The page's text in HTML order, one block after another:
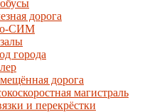
дорога
СИМ
города
дорога
магистраль
и перекрёстки